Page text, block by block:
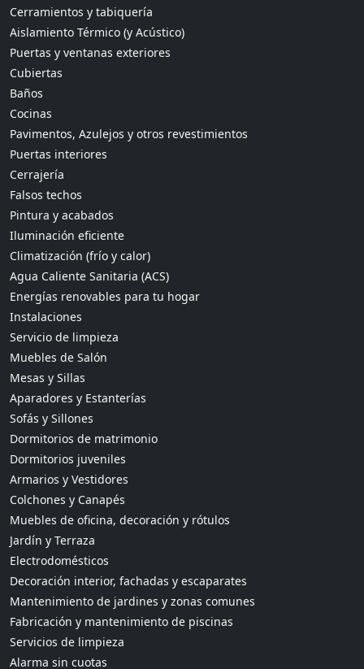
Cerramientos y tabiquería
Aislamiento Térmico (y Acústico)
Puertas y ventanas exteriores
Cubiertas
Baños
Cocinas
Pavimentos, Azulejos y otros revestimientos
Puertas interiores
Cerrajería
Falsos techos
Pintura y acabados
Iluminación eficiente
Climatización (frío y calor)
Agua Caliente Sanitaria (ACS)
Energías renovables para tu hogar
Instalaciones
Servicio de limpieza
Muebles de Salón
Mesas y Sillas
Aparadores y Estanterías
Sofás y Sillones
Dormitorios de matrimonio
Dormitorios juveniles
Armarios y Vestidores
Colchones y Canapés
Muebles de oficina, decoración y rótulos
Jardín y Terraza
Electrodomésticos
Decoración interior, fachadas y escaparates
Mantenimiento de jardines y zonas comunes
Fabricación y mantenimiento de piscinas
Servicios de limpieza
Alarma sin cuotas